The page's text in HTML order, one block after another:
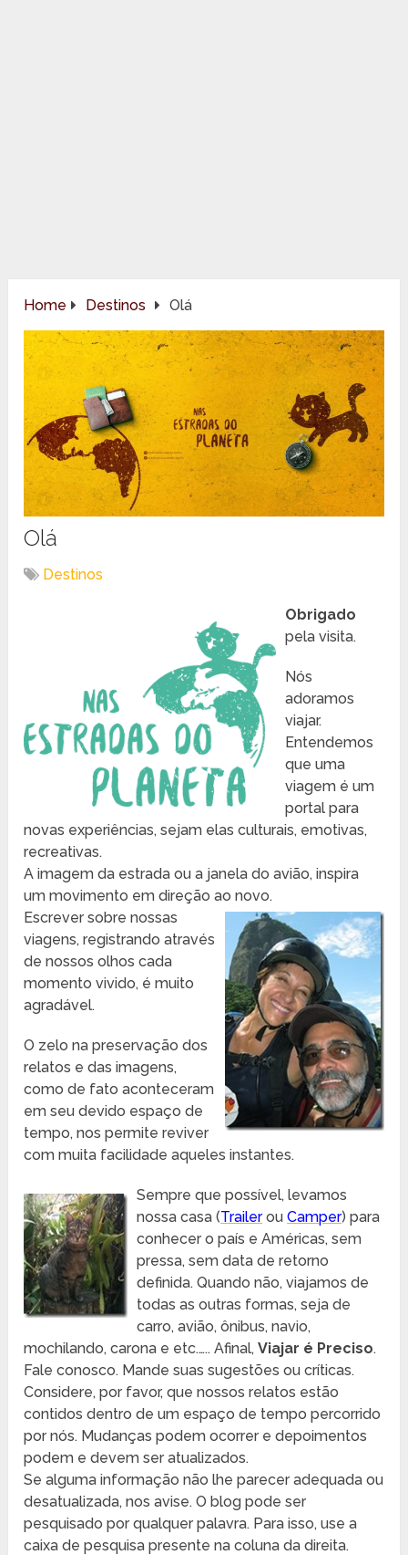
Home Destinos Olá
Olá
Destinos
Obrigado
pela visita.
Nós
adoramos
viajar.
Entendemos
que uma
viagem é um
portal para
novas experiências, sejam elas culturais, emotivas,
recreativas.
A imagem da estrada ou a janela do avião, inspira
um movimento em direção ao novo.
Escrever sobre nossas
viagens, registrando através
de nossos olhos cada
momento vivido, é muito
agradável.
O zelo na preservação dos
relatos e das imagens,
como de fato aconteceram
em seu devido espaço de
tempo, nos permite reviver
com muita facilidade aqueles instantes.
Sempre que possível, levamos
nossa casa (TrailerouCamper) para
conhecer o país e Américas, sem
pressa, sem data de retorno
definida. Quando não, viajamos de
todas as outras formas, seja de
carro, avião, ônibus, navio,
mochilando, carona e etc.….. Afinal,Viajar é Preciso.
Fale conosco. Mande suas sugestões ou críticas.
Considere, por favor, que nossos relatos estão
contidos dentro de um espaço de tempo percorrido
por nós. Mudanças podem ocorrer e depoimentos
podem e devem ser atualizados.
Se alguma informação não lhe parecer adequada ou
desatualizada, nos avise. O blog pode ser
pesquisado por qualquer palavra. Para isso, use a
caixa de pesquisa presente na coluna da direita.